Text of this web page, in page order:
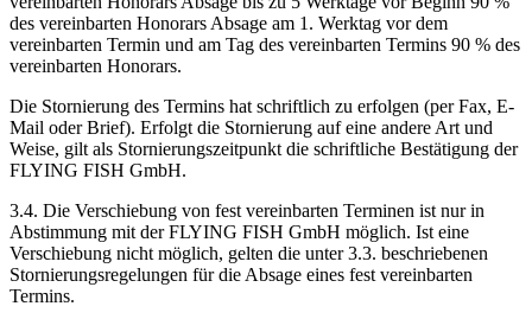
des vereinbarten Honorars Absage am 1. Werktag vor dem
vereinbarten Termin und am Tag des vereinbarten Termins 90 % des
vereinbarten Honorars.
Die Stornierung des Termins hat schriftlich zu erfolgen (per Fax, E-
Mail oder Brief). Erfolgt die Stornierung auf eine andere Art und
Weise, gilt als Stornierungszeitpunkt die schriftliche Bestätigung der
FLYING FISH GmbH.
3.4. Die Verschiebung von fest vereinbarten Terminen ist nur in
Abstimmung mit der FLYING FISH GmbH möglich. Ist eine
Verschiebung nicht möglich, gelten die unter 3.3. beschriebenen
Stornierungsregelungen für die Absage eines fest vereinbarten
Termins.